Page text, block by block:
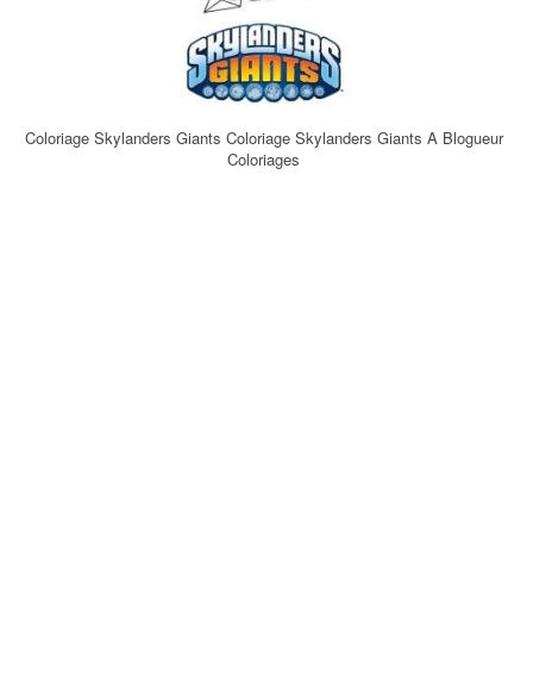
Coloriage Skylanders Giants Coloriage Skylanders Giants A Blogueur
Coloriages